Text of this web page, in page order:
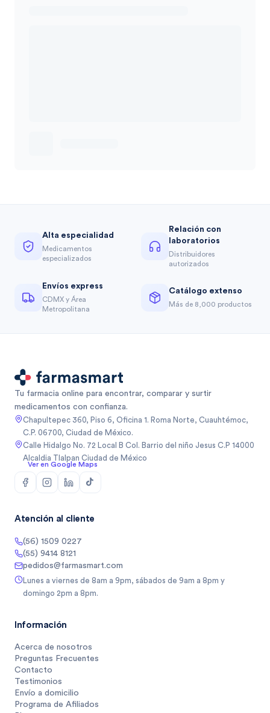
Alta especialidad
Medicamentos
especializados
Relación con
laboratorios
Distribuidores
autorizados
Envíos express
CDMX y Área
Metropolitana
Catálogo extenso
Más de 8,000 productos
Tu farmacia online para encontrar, comparar y surtir
medicamentos con confianza.
Chapultepec 360, Piso 6, Oficina 1. Roma Norte, Cuauhtémoc,
C.P. 06700, Ciudad de México.
Calle Hidalgo No. 72 Local B Col. Barrio del niño Jesus C.P 14000
Alcaldia Tlalpan Ciudad de México
Ver en Google Maps
Atención al cliente
(56) 1509 0227
(55) 9414 8121
pedidos@farmasmart.com
Lunes a viernes de 8am a 9pm, sábados de 9am a 8pm y
domingo 2pm a 8pm.
Información
Acerca de nosotros
Preguntas Frecuentes
Contacto
Testimonios
Envío a domicilio
Programa de Afiliados